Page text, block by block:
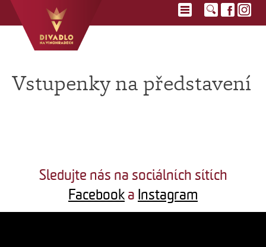
Vstupenky na představení
Sledujte nás na sociálních sítích
Facebook a Instagram